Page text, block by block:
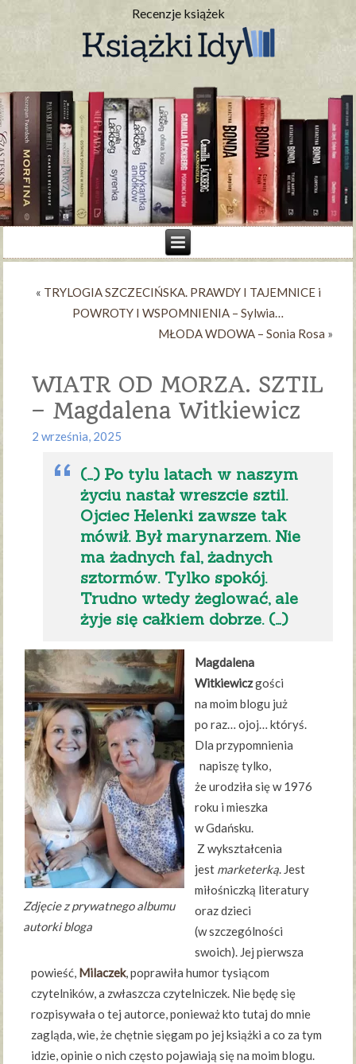
Recenzje książek
« TRYLOGIA SZCZECIŃSKA. PRAWDY I TAJEMNICE i
POWROTY I WSPOMNIENIA – Sylwia…
MŁODA WDOWA – Sonia Rosa »
WIATR OD MORZA. SZTIL
– Magdalena Witkiewicz
2 września, 2025
(…) Po tylu latach w naszym
życiu nastał wreszcie sztil.
Ojciec Helenki zawsze tak
mówił. Był marynarzem. Nie
ma żadnych fal, żadnych
sztormów. Tylko spokój.
Trudno wtedy żeglować, ale
żyje się całkiem dobrze. (…)
Zdjęcie z prywatnego albumu
autorki bloga
Magdalena
Witkiewiczgości
na moim blogu już
po raz… ojoj… któryś.
Dla przypomnienia
napiszę tylko,
że urodziła się w 1976
roku i mieszka
w Gdańsku.
Z wykształcenia
jest marketerką. Jest
miłośniczką literatury
oraz dzieci
(w szczególności
swoich). Jej pierwsza
powieść, Milaczek, poprawiła humor tysiącom
czytelników, a zwłaszcza czytelniczek. Nie będę się
rozpisywała o tej autorce, ponieważ kto tutaj do mnie
zagląda, wie, że chętnie sięgam po jej książki a co za tym
idzie, opinie o nich często pojawiają się na moim blogu.